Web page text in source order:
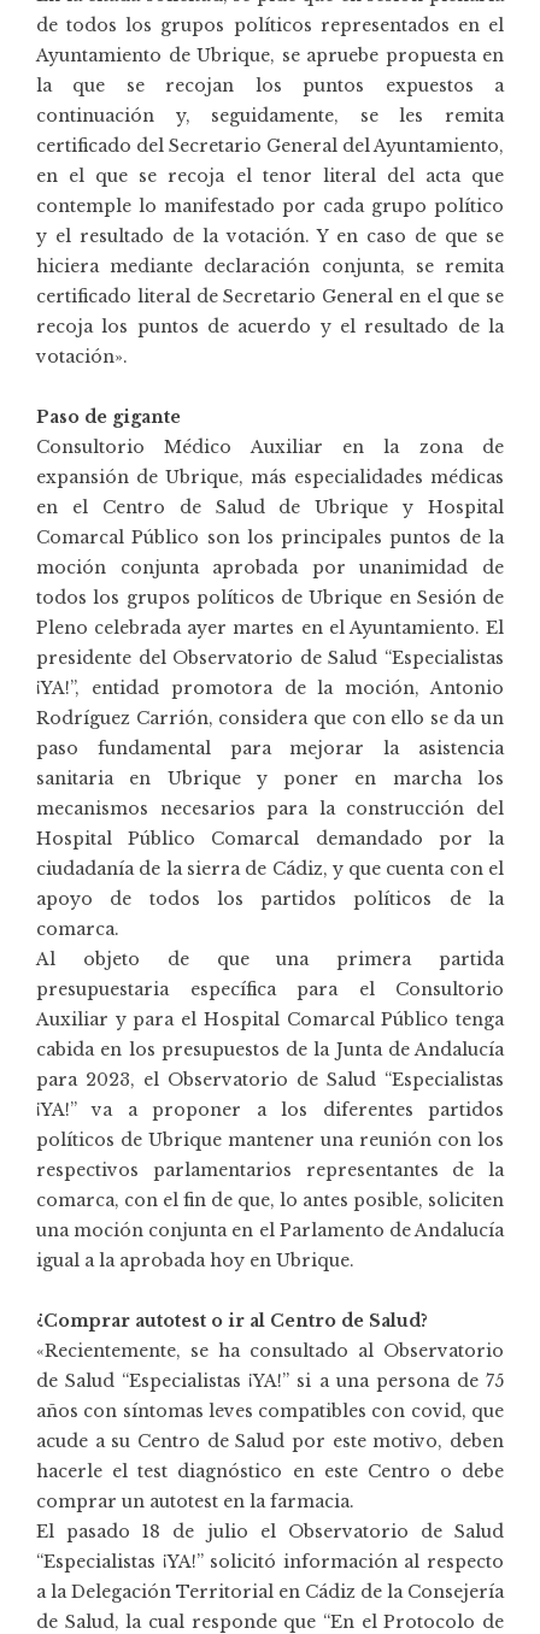
de todos los grupos políticos representados en el
Ayuntamiento de Ubrique, se apruebe propuesta en
la que se recojan los puntos expuestos a
continuación y, seguidamente, se les remita
certificado del Secretario General del Ayuntamiento,
en el que se recoja el tenor literal del acta que
contemple lo manifestado por cada grupo político
y el resultado de la votación. Y en caso de que se
hiciera mediante declaración conjunta, se remita
certificado literal de Secretario General en el que se
recoja los puntos de acuerdo y el resultado de la
votación».
Paso de gigante
Consultorio Médico Auxiliar en la zona de
expansión de Ubrique, más especialidades médicas
en el Centro de Salud de Ubrique y Hospital
Comarcal Público son los principales puntos de la
moción conjunta aprobada por unanimidad de
todos los grupos políticos de Ubrique en Sesión de
Pleno celebrada ayer martes en el Ayuntamiento. El
presidente del Observatorio de Salud “Especialistas
¡YA!”, entidad promotora de la moción,Antonio
Rodríguez Carrión, considera que con ello se da un
paso fundamental para mejorar la asistencia
sanitaria en Ubrique y poner en marcha los
mecanismos necesarios para la construcción del
Hospital Público Comarcal demandado por la
ciudadanía de la sierra de Cádiz, y que cuenta con el
apoyo de todos los partidos políticos de la
comarca.
Al objeto de que una primera partida
presupuestaria específica para el Consultorio
Auxiliar y para el Hospital Comarcal Público tenga
cabida en los presupuestos de la Junta de Andalucía
para 2023, el Observatorio de Salud “Especialistas
¡YA!” va a proponer a los diferentes partidos
políticos de Ubrique mantener una reunión con los
respectivos parlamentarios representantes de la
comarca, con el fin de que, lo antes posible, soliciten
una moción conjunta en el Parlamento de Andalucía
igual a la aprobada hoy en Ubrique.
¿Comprar autotest o ir al Centro de Salud?
«Recientemente, se ha consultado al Observatorio
de Salud “Especialistas ¡YA!” si a una persona de 75
años con síntomas leves compatibles con covid, que
acude a su Centro de Salud por este motivo, deben
hacerle el test diagnóstico en este Centro o debe
comprar un autotest en la farmacia.
El pasado 18 de julio el Observatorio de Salud
“Especialistas ¡YA!” solicitó información al respecto
a la Delegación Territorial en Cádiz de la Consejería
de Salud, la cual responde que “En el Protocolo de